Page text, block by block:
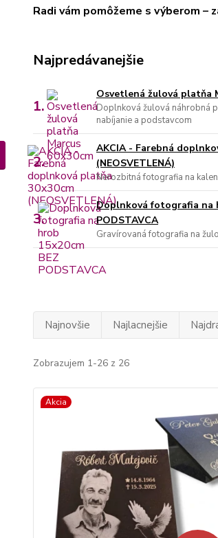
Radi vám pomôžeme s výberom –
Najpredávanejšie
1.
Osvetlená žulová platňa
Doplnková žulová náhrobná
nabíjanie a podstavcom
2.
AKCIA - Farebná
(NEOSVETLENÁ)
Nerozbitná fotografia na
3.
Doplnková fotografia na
PODSTAVCA
Gravírovaná fotografia na
Najnovšie Najlacnejšie
Zobrazujem 1-26 z 26
Akcia